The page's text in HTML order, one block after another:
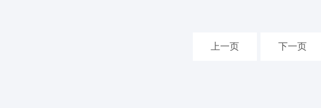
上一页 下一页